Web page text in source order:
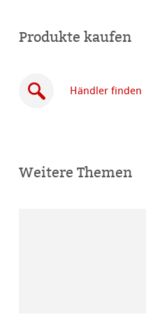
Produkte kaufen
Händler finden
Online
Weitere Themen